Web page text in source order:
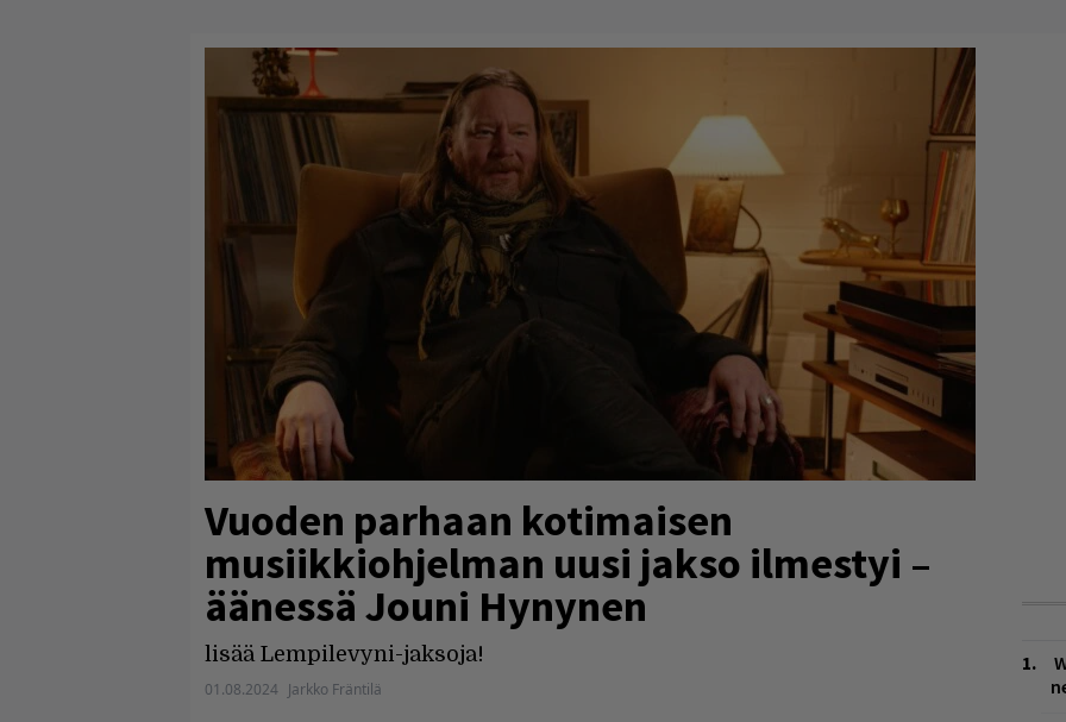
Vuoden parhaan kotimaisen
musiikkiohjelman uusi jakso ilmestyi –
äänessä Jouni Hynynen
lisää Lempilevyni-jaksoja!
01.08.2024 Jarkko Fräntilä